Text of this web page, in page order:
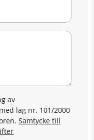
av
lag nr. 101/2000
Samtycke till